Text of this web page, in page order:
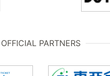
OFFICIAL PARTNERS